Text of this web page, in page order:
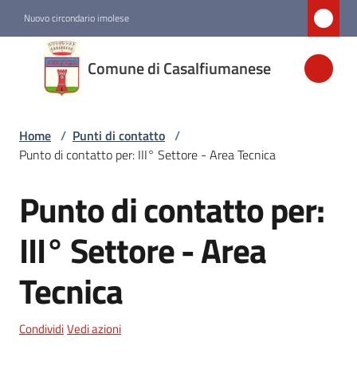
Nuovo circondario imolese
Comune di Casalfiumanese
Comune di
Casalfiumanese
Amministrazione
Vivere
Casalfiumanese
Home / Punti di contatto /
Punto di contatto per: III° Settore - Area Tecnica
Salta al contenuto
Punto di contatto per:
III° Settore - Area
Tecnica
CondividiVedi azioni